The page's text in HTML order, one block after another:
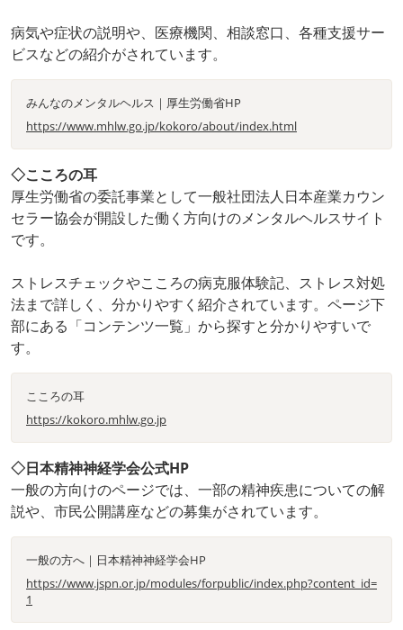
病気や症状の説明や、医療機関、相談窓口、各種支援サー
ビスなどの紹介がされています。
みんなのメンタルヘルス｜厚生労働省HP
https://www.mhlw.go.jp/kokoro/about/index.html
◇こころの耳
厚生労働省の委託事業として一般社団法人日本産業カウン
セラー協会が開設した働く方向けのメンタルヘルスサイト
です。
ストレスチェックやこころの病克服体験記、ストレス対処
法まで詳しく、分かりやすく紹介されています。ページ下
部にある「コンテンツ一覧」から探すと分かりやすいで
す。
こころの耳
https://kokoro.mhlw.go.jp
◇日本精神神経学会公式HP
一般の方向けのページでは、一部の精神疾患についての解
説や、市民公開講座などの募集がされています。
一般の方へ｜日本精神神経学会HP
https://www.jspn.or.jp/modules/forpublic/index.php?content_id=
1